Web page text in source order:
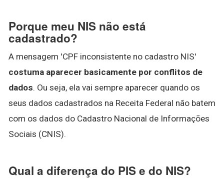
Porque meu NIS não está
cadastrado?
A mensagem 'CPF inconsistente no cadastro NIS'
costuma aparecer basicamente por conflitos de
dados. Ou seja, ela vai sempre aparecer quando os
seus dados cadastrados na Receita Federal não batem
com os dados do Cadastro Nacional de Informações
Sociais (CNIS).
Qual a diferença do PIS e do NIS?